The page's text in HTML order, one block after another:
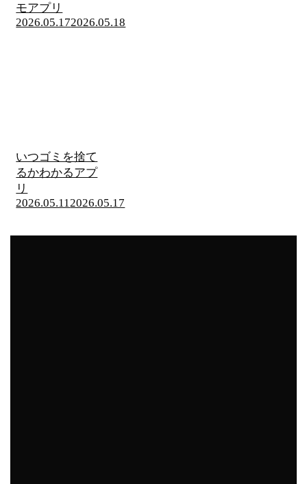
モアプリ
2026.05.172026.05.18
いつゴミを捨て
るかわかるアプ
リ
2026.05.112026.05.17